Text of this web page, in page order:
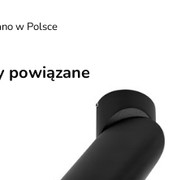
w Polsce
powiązane